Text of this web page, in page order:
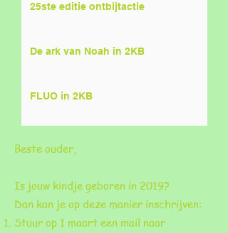
25ste editie ontbijtactie
De ark van Noah in 2KB
FLUO in 2KB
Beste ouder,
Is jouw kindje geboren in 2019?
Dan kan je op deze manier inschrijven:
Stuur op 1 maart een mail naar